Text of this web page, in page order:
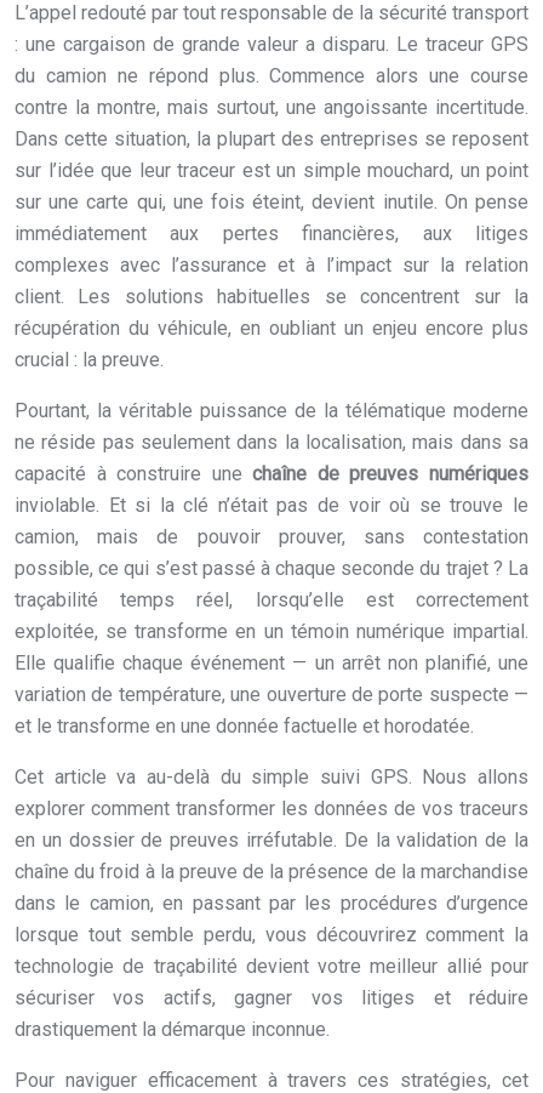
L’appel redouté par tout responsable de la sécurité transport
: une cargaison de grande valeur a disparu. Le traceur GPS
du camion ne répond plus. Commence alors une course
contre la montre, mais surtout, une angoissante incertitude.
Dans cette situation, la plupart des entreprises se reposent
sur l’idée que leur traceur est un simple mouchard, un point
sur une carte qui, une fois éteint, devient inutile. On pense
immédiatement aux pertes financières, aux litiges
complexes avec l’assurance et à l’impact sur la relation
client. Les solutions habituelles se concentrent sur la
récupération du véhicule, en oubliant un enjeu encore plus
crucial : la preuve.
Pourtant, la véritable puissance de la télématique moderne
ne réside pas seulement dans la localisation, mais dans sa
capacité à construire unechaîne de preuves numériques
inviolable. Et si la clé n’était pas de voir où se trouve le
camion, mais de pouvoir prouver, sans contestation
possible, ce qui s’est passé à chaque seconde du trajet ? La
traçabilité temps réel, lorsqu’elle est correctement
exploitée, se transforme en un témoin numérique impartial.
Elle qualifie chaque événement — un arrêt non planifié, une
variation de température, une ouverture de porte suspecte —
et le transforme en une donnée factuelle et horodatée.
Cet article va au-delà du simple suivi GPS. Nous allons
explorer comment transformer les données de vos traceurs
en un dossier de preuves irréfutable. De la validation de la
chaîne du froid à la preuve de la présence de la marchandise
dans le camion, en passant par les procédures d’urgence
lorsque tout semble perdu, vous découvrirez comment la
technologie de traçabilité devient votre meilleur allié pour
sécuriser vos actifs, gagner vos litiges et réduire
drastiquement la démarque inconnue.
Pour naviguer efficacement à travers ces stratégies, cet